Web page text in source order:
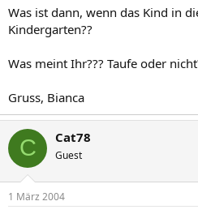
Was ist dann, wenn das Kind in
Kindergarten??
Was meint Ihr??? Taufe oder
Gruss, Bianca
C Cat78
Guest
1 März 2004